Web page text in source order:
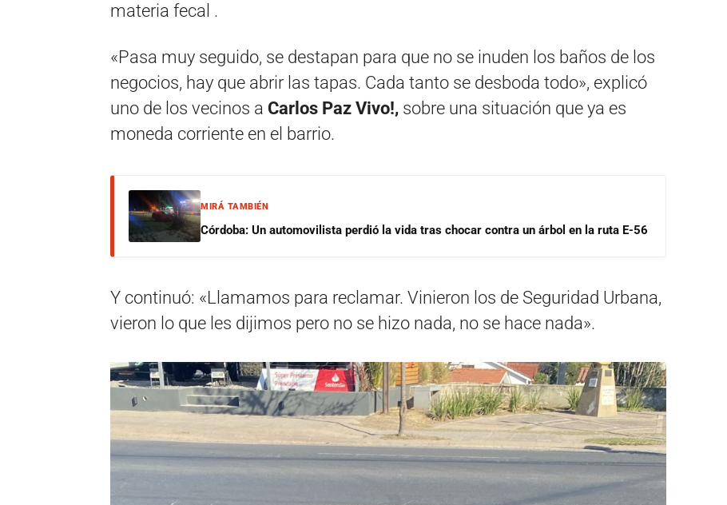
materia fecal .
«Pasa muy seguido, se destapan para que no se inuden los baños de los
negocios, hay que abrir las tapas. Cada tanto se desboda todo», explicó
uno de los vecinos a Carlos Paz Vivo!, sobre una situación que ya es
moneda corriente en el barrio.
MIRÁ TAMBIÉN
Córdoba: Un automovilista perdió la vida tras chocar contra un árbol en la ruta E-56
Y continuó: «Llamamos para reclamar. Vinieron los de Seguridad Urbana,
vieron lo que les dijimos pero no se hizo nada, no se hace nada».